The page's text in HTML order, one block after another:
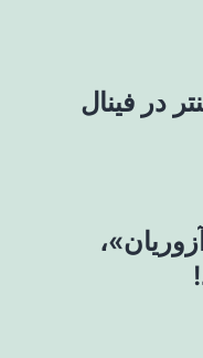
در فینال